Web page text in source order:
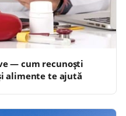
— cum recunoști
alimente te ajută